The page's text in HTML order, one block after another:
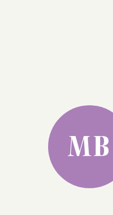
MB